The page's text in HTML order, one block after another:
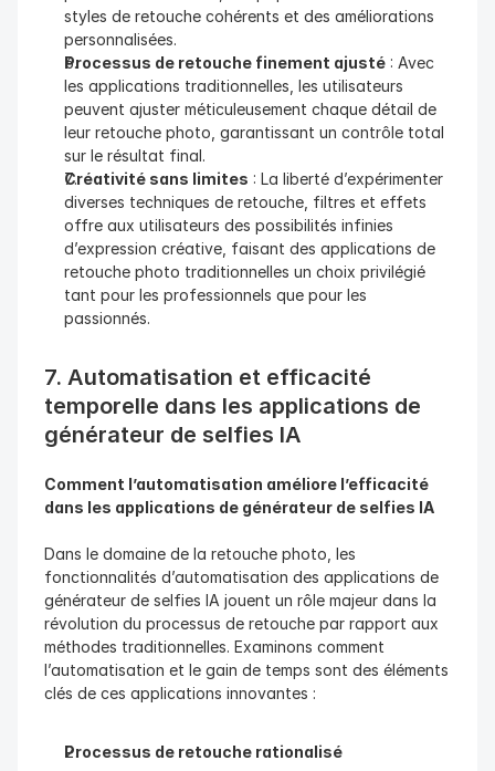
styles de retouche cohérents et des améliorations
personnalisées.
Processus de retouche finement ajusté : Avec
les applications traditionnelles, les utilisateurs
peuvent ajuster méticuleusement chaque détail de
leur retouche photo, garantissant un contrôle total
sur le résultat final.
Créativité sans limites : La liberté d’expérimenter
diverses techniques de retouche, filtres et effets
offre aux utilisateurs des possibilités infinies
d’expression créative, faisant des applications de
retouche photo traditionnelles un choix privilégié
tant pour les professionnels que pour les
passionnés.
7. Automatisation et efficacité
temporelle dans les applications de
générateur de selfies IA
Comment l’automatisation améliore l’efficacité
dans les applications de générateur de selfies IA
Dans le domaine de la retouche photo, les
fonctionnalités d’automatisation des applications de
générateur de selfies IA jouent un rôle majeur dans la
révolution du processus de retouche par rapport aux
méthodes traditionnelles. Examinons comment
l’automatisation et le gain de temps sont des éléments
clés de ces applications innovantes :
Processus de retouche rationalisé